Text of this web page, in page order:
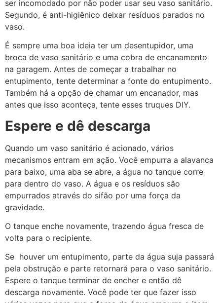
ser incomodado por não poder usar seu vaso sanitário.
Segundo, é anti-higiênico deixar resíduos parados no
vaso.
É sempre uma boa ideia ter um desentupidor, uma
broca de vaso sanitário e uma cobra de encanamento
na garagem. Antes de começar a trabalhar no
entupimento, tente determinar a fonte do entupimento.
Também há a opção de chamar um encanador, mas
antes que isso aconteça, tente esses truques DIY.
Espere e dê descarga
Quando um vaso sanitário é acionado, vários
mecanismos entram em ação. Você empurra a alavanca
para baixo, uma aba se abre, a água no tanque corre
para dentro do vaso. A água e os resíduos são
empurrados através do sifão por uma força da
gravidade.
O tanque enche novamente, trazendo água fresca de
volta para o recipiente.
Se houver um entupimento, parte da água suja passará
pela obstrução e parte retornará para o vaso sanitário.
Espere o tanque terminar de encher e então dê
descarga novamente. Você pode ter que fazer isso